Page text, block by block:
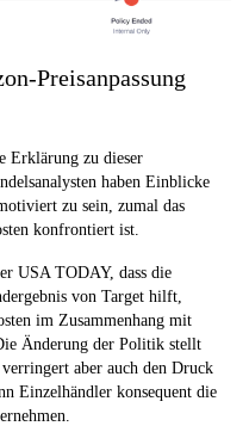
Preisanpassung
Erklärung zu dieser
haben Einblicke
zu sein, zumal das
konfrontiert ist.
USA TODAY, dass die
von Target hilft,
im Zusammenhang mit
Änderung der Politik stellt
aber auch den Druck
Einzelhändler konsequent die